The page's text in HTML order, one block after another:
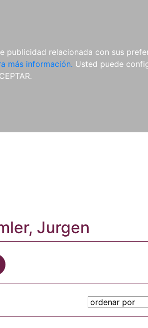
relacionada con sus
más información. Usted puede
CDS Y
DVDS
MATERIAL
COMPLEMENTARIO
Jurgen